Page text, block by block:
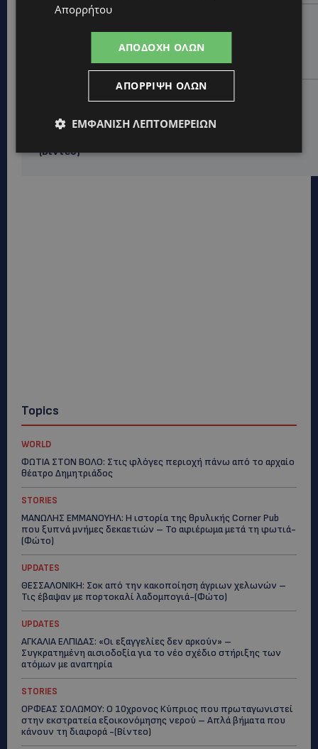
UPDATES
Συγκρατημένη αισιοδοξία για το νέο σχέδιο
στήριξης των ατόμων με αναπηρία
πρωταγωνιστεί στην εκστρατεία εξοικονόμησης
(Βίντεο)
Topics
WORLD
ΦΩΤΙΑ ΣΤΟΝ ΒΟΛΟ: Στις φλόγες περιοχή πάνω από το αρχαίο
θέατρο Δημητριάδος
STORIES
ΜΑΝΩΛΗΣ ΕΜΜΑΝΟΥΗΛ: Η ιστορία της θρυλικής Corner Pub
που ξυπνά μνήμες δεκαετιών – Το αφιέρωμα μετά τη φωτιά-
(Φώτο)
UPDATES
ΘΕΣΣΑΛΟΝΙΚΗ: Σοκ από την κακοποίηση άγριων χελωνών –
Τις έβαψαν με πορτοκαλί λαδομπογιά-(Φώτο)
UPDATES
ΑΓΚΑΛΙΑ ΕΛΠΙΔΑΣ: «Οι εξαγγελίες δεν αρκούν» –
Συγκρατημένη αισιοδοξία για το νέο σχέδιο στήριξης των
ατόμων με αναπηρία
STORIES
ΟΡΦΕΑΣ ΣΟΛΩΜΟΥ: Ο 10χρονος Κύπριος που πρωταγωνιστεί
στην εκστρατεία εξοικονόμησης νερού – Απλά βήματα που
κάνουν τη διαφορά -(Βίντεο)
Απορρήτου
ΑΠΟΔΟΧΉ ΌΛΩΝ
ΑΠΌΡΡΙΨΗ ΌΛΩΝ
ΕΜΦΆΝΙΣΗ ΛΕΠΤΟΜΕΡΕΙΏΝ